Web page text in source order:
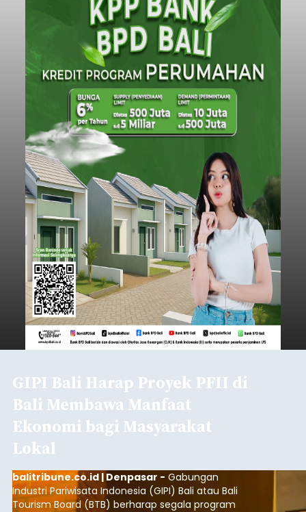
GIPI Bali Harap Proyek PFII di
Bali Membawa Manfaat
Ekonomi bagi Masyarakat
Lokal
balitribune.co.id | Denpasar - Gabungan
Industri Pariwisata Indonesia (GIPI) Bali atau Bali
Tourism Board (BTB) berharap segala program